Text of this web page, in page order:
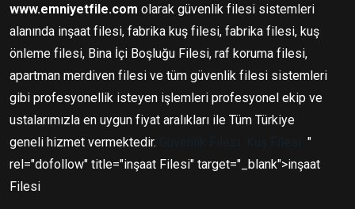
www.emniyetfile.com olarak güvenlik filesi sistemleri
alanında inşaat filesi, fabrika kuş filesi, fabrika filesi, kuş
önleme filesi, Bina İçi Boşluğu Filesi, raf koruma filesi,
apartman merdiven filesi ve tüm güvenlik filesi sistemleri
gibi profesyonellik isteyen işlemleri profesyonel ekip ve
ustalarımızla en uygun fiyat aralıkları ile Tüm Türkiye
geneli hizmet vermektedir.
"
rel="dofollow" title="inşaat Filesi" target="_blank">inşaat
Filesi